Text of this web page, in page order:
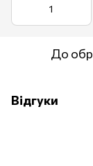
До
Відгуки